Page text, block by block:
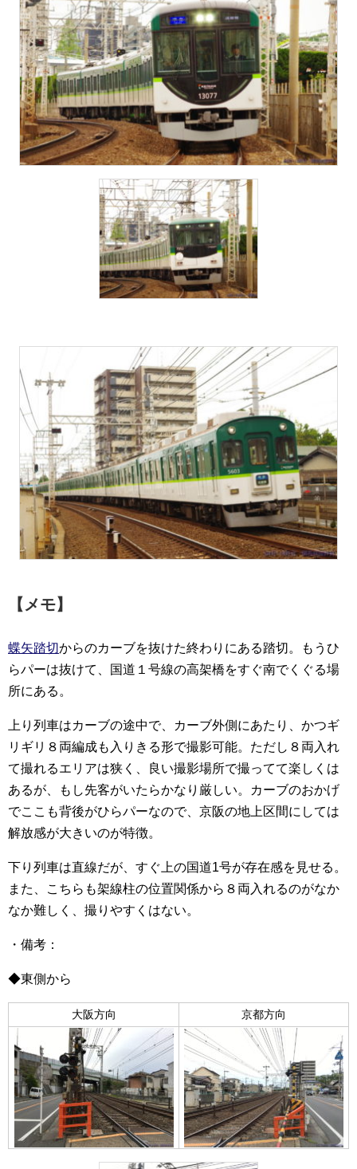
【メモ】
蝶矢踏切からのカーブを抜けた終わりにある踏切。もうひ
らパーは抜けて、国道１号線の高架橋をすぐ南でくぐる場
所にある。
上り列車はカーブの途中で、カーブ外側にあたり、かつギ
リギリ８両編成も入りきる形で撮影可能。ただし８両入れ
て撮れるエリアは狭く、良い撮影場所で撮ってて楽しくは
あるが、もし先客がいたらかなり厳しい。カーブのおかげ
でここも背後がひらパーなので、京阪の地上区間にしては
解放感が大きいのが特徴。
下り列車は直線だが、すぐ上の国道1号が存在感を見せる。
また、こちらも架線柱の位置関係から８両入れるのがなか
なか難しく、撮りやすくはない。
・備考：
◆東側から
大阪方向 京都方向